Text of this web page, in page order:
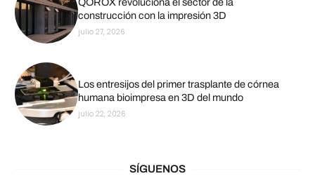
construcción con la impresión 3D
julio 27, 2026
Los entresijos del primer trasplante de córnea
humana bioimpresa en 3D del mundo
julio 22, 2026
SÍGUENOS